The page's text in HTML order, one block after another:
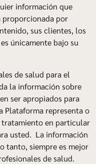
información que
proporcionada por
sus clientes, los
únicamente bajo su
de salud para el
la información sobre
ser apropiados para
Plataforma representa o
en particular
usted. La información
tanto, siempre es mejor
de salud.